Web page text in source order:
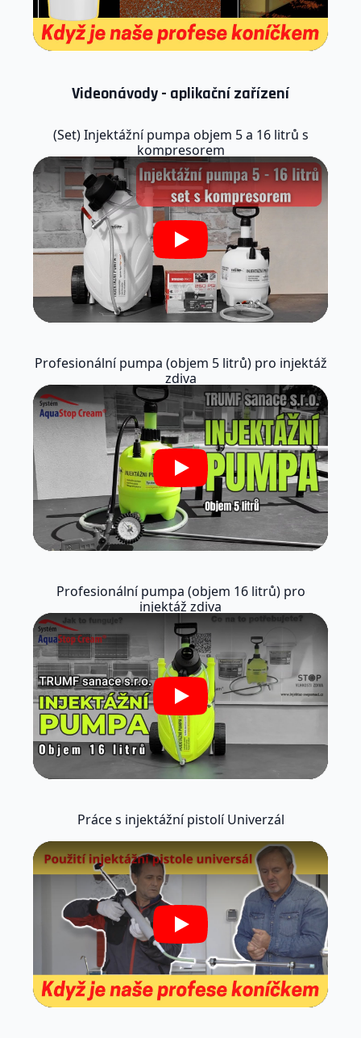
Videonávody - aplikační zařízení
(Set) Injektážní pumpa objem 5 a 16 litrů s
kompresorem
Play
Profesionální pumpa (objem 5 litrů) pro injektáž
zdiva
Play
Profesionální pumpa (objem 16 litrů) pro
injektáž zdiva
Play
Práce s injektážní pistolí Univerzál
Play